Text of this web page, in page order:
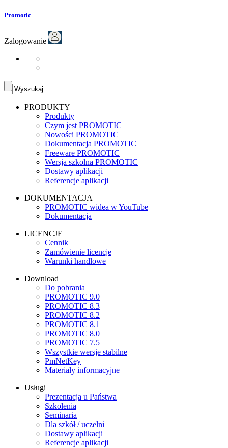
Promotic
Zalogowanie
PRODUKTY
Produkty
Czym jest PROMOTIC
Nowości PROMOTIC
Dokumentacja PROMOTIC
Freeware PROMOTIC
Wersja szkolna PROMOTIC
Dostawy aplikacji
Referencje aplikacji
DOKUMENTACJA
PROMOTIC widea w YouTube
Dokumentacja
LICENCJE
Cennik
Zamówienie licencje
Warunki handlowe
Download
Do pobrania
PROMOTIC 9.0
PROMOTIC 8.3
PROMOTIC 8.2
PROMOTIC 8.1
PROMOTIC 8.0
PROMOTIC 7.5
Wszystkie wersje stabilne
PmNetKey
Materiały informacyjne
Usługi
Prezentacja u Państwa
Szkolenia
Seminaria
Dla szkół / uczelni
Dostawy aplikacji
Referencje aplikacji